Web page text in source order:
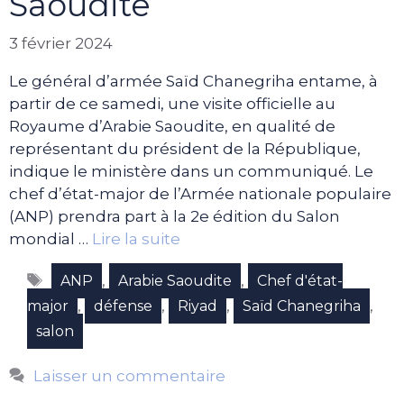
3 février 2024
Le général d’armée Saïd Chanegriha entame, à
partir de ce samedi, une visite officielle au
Royaume d’Arabie Saoudite, en qualité de
représentant du président de la République,
indique le ministère dans un communiqué. Le
chef d’état-major de l’Armée nationale populaire
(ANP) prendra part à la 2e édition du Salon
mondial … Lire la suite
Étiquettes
ANP , Arabie Saoudite ,
Chef d'état-
major , défense , Riyad , Saïd Chanegriha ,
salon
Laisser un commentaire